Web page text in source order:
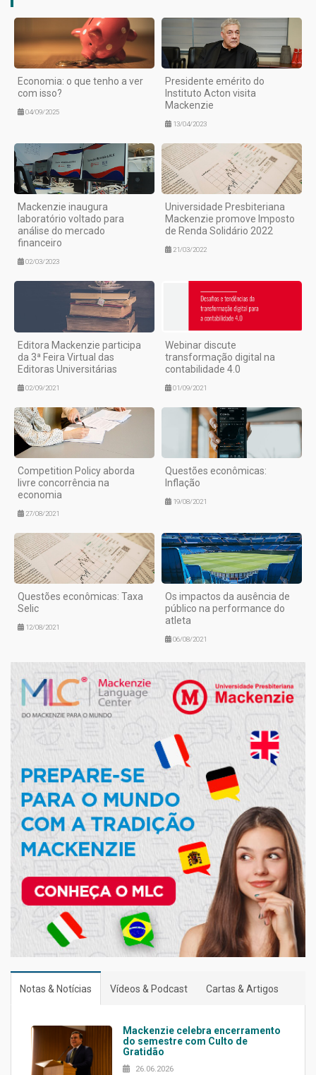
Economia: o que tenho a ver
com isso?
04/09/2025
Presidente emérito do
Instituto Acton visita
Mackenzie
13/04/2023
Mackenzie inaugura
laboratório voltado para
análise do mercado
financeiro
02/03/2023
Universidade Presbiteriana
Mackenzie promove Imposto
de Renda Solidário 2022
21/03/2022
Editora Mackenzie participa
da 3ª Feira Virtual das
Editoras Universitárias
02/09/2021
Webinar discute
transformação digital na
contabilidade 4.0
01/09/2021
Competition Policy aborda
livre concorrência na
economia
27/08/2021
Questões econômicas:
Inflação
19/08/2021
Questões econômicas: Taxa
Selic
12/08/2021
Os impactos da ausência de
público na performance do
atleta
06/08/2021
Notas & Notícias Vídeos & Podcast Cartas & Artigos
Mackenzie celebra encerramento
do semestre com Culto de
Gratidão
26.06.2026